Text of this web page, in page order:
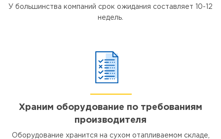
У большинства компаний срок ожидания составляет 10-12
недель.
Храним оборудование по требованиям
производителя
Оборудование хранится на сухом отапливаемом складе,